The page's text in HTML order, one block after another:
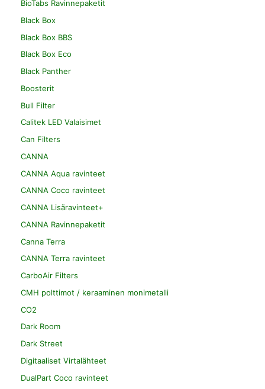
BioTabs Ravinnepaketit
Black Box
Black Box BBS
Black Box Eco
Black Panther
Boosterit
Bull Filter
Calitek LED Valaisimet
Can Filters
CANNA
CANNA Aqua ravinteet
CANNA Coco ravinteet
CANNA Lisäravinteet+
CANNA Ravinnepaketit
Canna Terra
CANNA Terra ravinteet
CarboAir Filters
CMH polttimot / keraaminen monimetalli
CO2
Dark Room
Dark Street
Digitaaliset Virtalähteet
DualPart Coco ravinteet